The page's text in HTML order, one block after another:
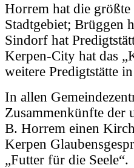
Horrem hat die
Stadtgebiet; Brüggen
Sindorf hat
Kerpen-City hat das
weitere Predigtstätte
In allen
Zusammenkünfte der
B. Horrem einen
Kerpen
„Futter für die Seele“.